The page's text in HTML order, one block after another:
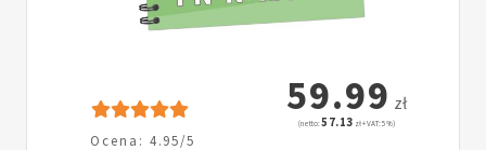
Ocena: 4.95/5
59.99 zł
(netto:57.13 zł + VAT: 5%)